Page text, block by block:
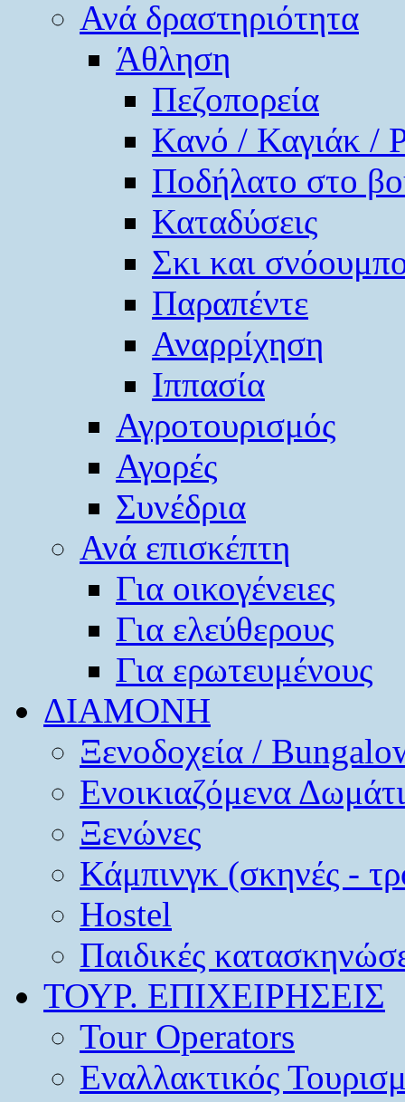
Ανά δραστηριότητα
Άθληση
Πεζοπορεία
Κανό / Καγιάκ /
Ποδήλατο στο
Καταδύσεις
Σκι και
Παραπέντε
Αναρρίχηση
Ιππασία
Αγροτουρισμός
Αγορές
Συνέδρια
Ανά επισκέπτη
Για οικογένειες
Για ελεύθερους
Για ερωτευμένους
ΔΙΑΜΟΝΗ
Ξενοδοχεία /
Ενοικιαζόμενα
Ξενώνες
Κάμπινγκ (σκηνές -
Hostel
Παιδικές
ΤΟΥΡ. ΕΠΙΧΕΙΡΗΣΕΙΣ
Tour Operators
Εναλλακτικός